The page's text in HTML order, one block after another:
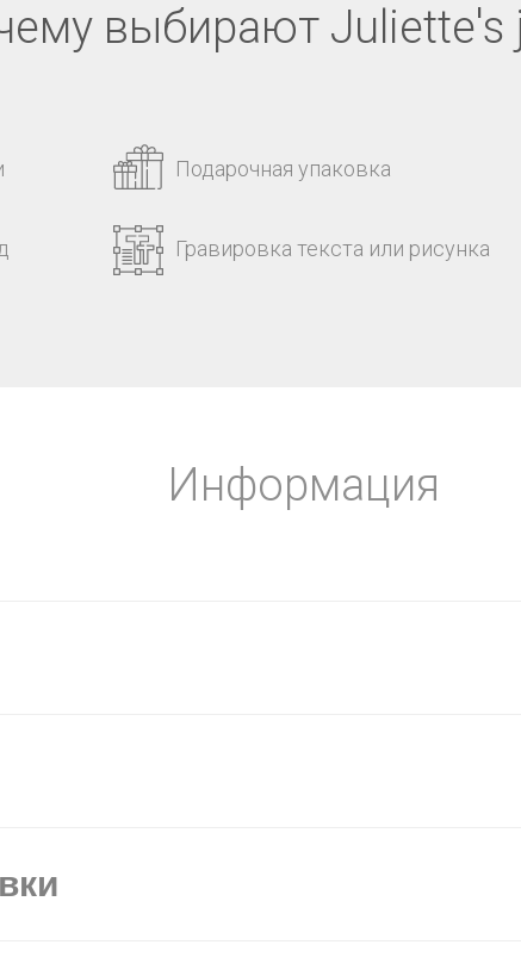
выбирают Juliette's
Подарочная упаковка
Гравировка текста или рисунка
Информация